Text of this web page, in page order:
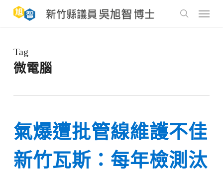
main
Menu
Tag
微電腦
氣爆遭批管線維護不佳
新竹瓦斯：每年檢測汰